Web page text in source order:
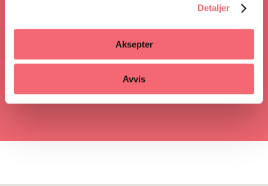
Detaljer
Aksepter
Avvis
Ring